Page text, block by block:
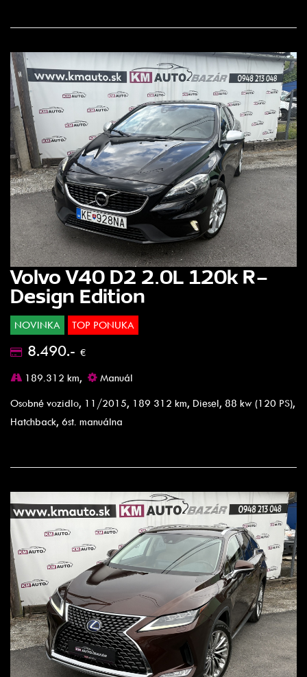
Volvo V40 D2 2.0L 120k R-
Design Edition
NOVINKA TOP PONUKA
8.490.- €
189.312 km,
Manuál
Osobné vozidlo, 11/2015, 189 312 km, Diesel, 88 kw (120 PS),
Hatchback, 6st. manuálna